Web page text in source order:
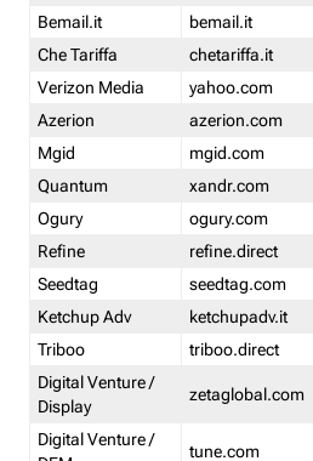
Bemail.it
bemail.it
Che Tariffa
chetariffa.it
Verizon Media
yahoo.com
Azerion
azerion.com
Mgid
mgid.com
Quantum
xandr.com
Ogury
ogury.com
Refine
refine.direct
Seedtag
seedtag.com
Ketchup Adv
ketchupadv.it
Triboo
triboo.direct
Digital Venture /
Display
zetaglobal.com
Digital Venture /
tune.com